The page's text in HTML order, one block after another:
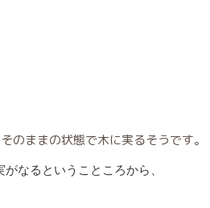
のままの状態で木に実るそうです。
なるということころから、